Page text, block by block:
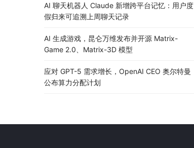
AI 聊天机器人 Claude 新增跨平台记忆：用户度
假归来可追溯上周聊天记录
AI 生成游戏，昆仑万维发布并开源 Matrix-
Game 2.0、Matrix-3D 模型
应对 GPT-5 需求增长，OpenAI CEO 奥尔特曼
公布算力分配计划